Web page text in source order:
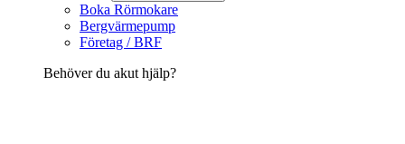
Boka Rörmokare
Bergvärmepump
Företag / BRF
Behöver du akut hjälp?